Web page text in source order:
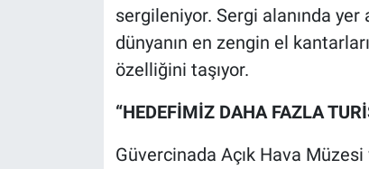
sergileniyor. Sergi alanında yer
dünyanın en zengin el
özelliğini taşıyor.
“HEDEFİMİZ DAHA FAZLA
Güvercinada Açık Hava